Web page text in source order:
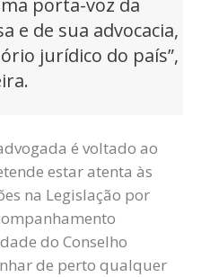
e de sua advocacia,
jurídico do país”,
é voltado ao
estar atenta às
na Legislação por
do Conselho
de perto qualquer